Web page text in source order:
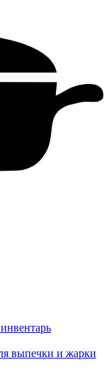
выпечки и жарки